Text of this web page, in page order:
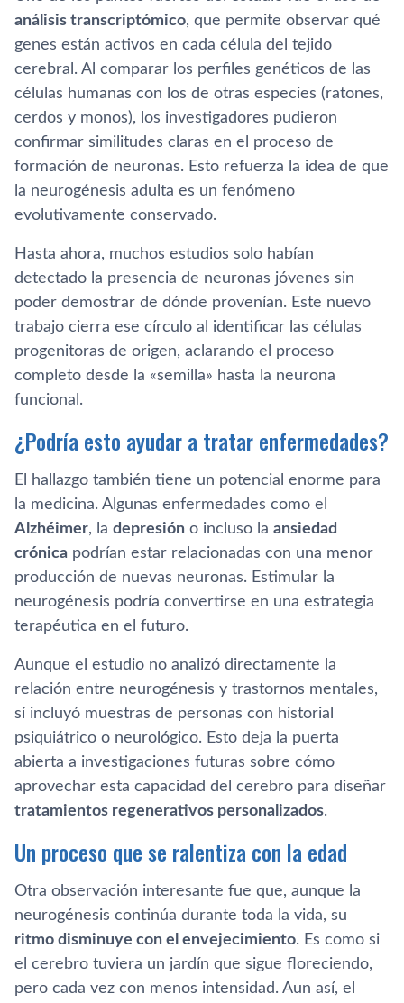
análisis transcriptómico, que permite observar qué
genes están activos en cada célula del tejido
cerebral. Al comparar los perfiles genéticos de las
células humanas con los de otras especies (ratones,
cerdos y monos), los investigadores pudieron
confirmar similitudes claras en el proceso de
formación de neuronas. Esto refuerza la idea de que
la neurogénesis adulta es un fenómeno
evolutivamente conservado.
Hasta ahora, muchos estudios solo habían
detectado la presencia de neuronas jóvenes sin
poder demostrar de dónde provenían. Este nuevo
trabajo cierra ese círculo al identificar las células
progenitoras de origen, aclarando el proceso
completo desde la «semilla» hasta la neurona
funcional.
¿Podría esto ayudar a tratar enfermedades?
El hallazgo también tiene un potencial enorme para
la medicina. Algunas enfermedades como el
Alzhéimer, la depresión o incluso la ansiedad
crónica podrían estar relacionadas con una menor
producción de nuevas neuronas. Estimular la
neurogénesis podría convertirse en una estrategia
terapéutica en el futuro.
Aunque el estudio no analizó directamente la
relación entre neurogénesis y trastornos mentales,
sí incluyó muestras de personas con historial
psiquiátrico o neurológico. Esto deja la puerta
abierta a investigaciones futuras sobre cómo
aprovechar esta capacidad del cerebro para diseñar
tratamientos regenerativos personalizados.
Un proceso que se ralentiza con la edad
Otra observación interesante fue que, aunque la
neurogénesis continúa durante toda la vida, su
ritmo disminuye con el envejecimiento. Es como si
el cerebro tuviera un jardín que sigue floreciendo,
pero cada vez con menos intensidad. Aun así, el